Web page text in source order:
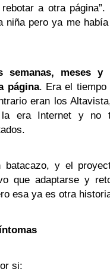
a otra página”.
niña pero ya me
semanas, meses y
página. Era el tiempo
eran los
la era Internet y no
batacazo, y el
que adaptarse y
esa ya es otra
si: